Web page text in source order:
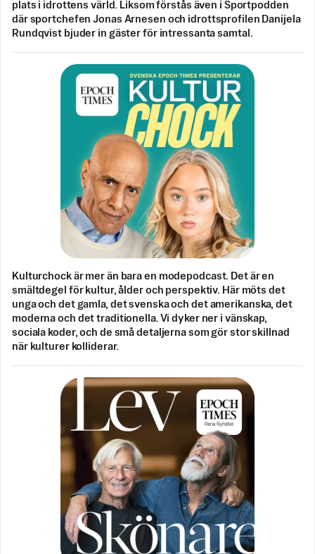
plats i idrottens värld. Liksom förstås även i Sportpodden
där sportchefen Jonas Arnesen och idrottsprofilen Danijela
Rundqvist bjuder in gäster för intressanta samtal.
Kulturchock är mer än bara en modepodcast. Det är en
smältdegel för kultur, ålder och perspektiv. Här möts det
unga och det gamla, det svenska och det amerikanska, det
moderna och det traditionella. Vi dyker ner i vänskap,
sociala koder, och de små detaljerna som gör stor skillnad
när kulturer kolliderar.